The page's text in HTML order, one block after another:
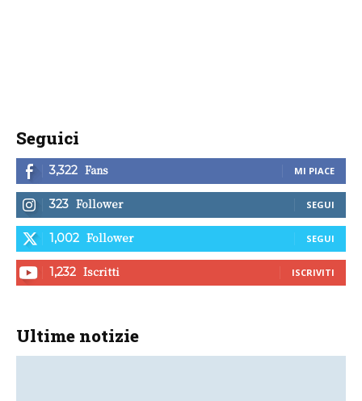
Seguici
3,322 Fans MI PIACE
323 Follower SEGUI
1,002 Follower SEGUI
1,232 Iscritti ISCRIVITI
Ultime notizie